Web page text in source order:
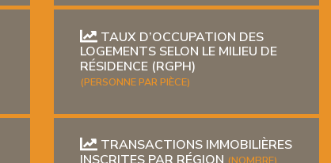
TAUX D’OCCUPATION DES
LOGEMENTS SELON LE MILIEU DE
RÉSIDENCE (RGPH)
(PERSONNE PAR PIÈCE)
TRANSACTIONS IMMOBILIÈRES